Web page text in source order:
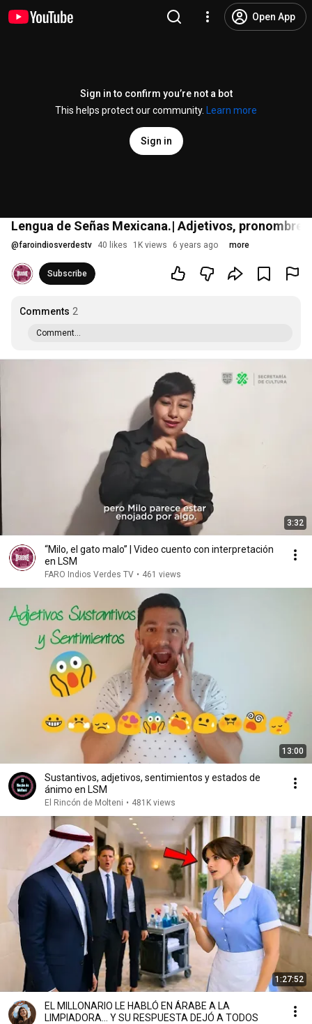
Open App
Sign in to confirm you’re not a bot
This helps protect our community.
Learn more
Sign in
Lengua de Señas Mexicana.| Adjetivos,
@faroindiosverdestv 40 likes 1K views 6 years ago more
Subscribe
Comments 2
Comment...
3:32
“Milo, el gato malo” | Video cuento con interpretación
en LSM
FARO Indios Verdes TV • 461 views
13:00
Sustantivos, adjetivos, sentimientos y estados de
ánimo en LSM
El Rincón de Molteni • 481K views
1:27:52
EL MILLONARIO LE HABLÓ EN ÁRABE A LA
LIMPIADORA… Y SU RESPUESTA DEJÓ A TODOS